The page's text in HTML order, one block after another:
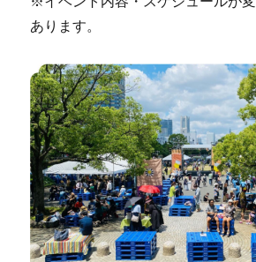
あります。